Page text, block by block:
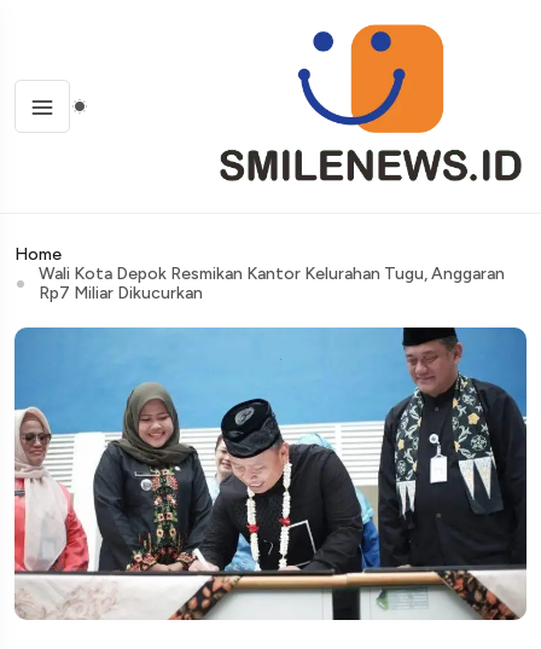
Home
Wali Kota Depok Resmikan Kantor Kelurahan Tugu, Anggaran
Rp7 Miliar Dikucurkan